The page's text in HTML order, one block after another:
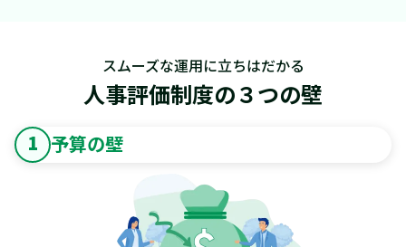
スムーズな運用に立ちはだかる
人事評価制度の３つの壁
1 予算の壁